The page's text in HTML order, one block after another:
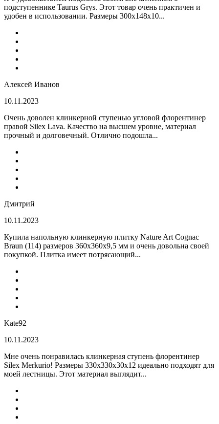
подступеннике Taurus Grys. Этот товар очень практичен и
удобен в использовании. Размеры 300х148х10...
Алексей Иванов
10.11.2023
Очень доволен клинкерной ступенью угловой флорентинер
правой Silex Lava. Качество на высшем уровне, материал
прочный и долговечный. Отлично подошла...
Дмитрий
10.11.2023
Купила напольную клинкерную плитку Nature Art Cognac
Braun (114) размеров 360x360x9,5 мм и очень довольна своей
покупкой. Плитка имеет потрясающий...
Kate92
10.11.2023
Мне очень понравилась клинкерная ступень флорентинер
Silex Merkurio! Размеры 330х330х30х12 идеально подходят для
моей лестницы. Этот материал выглядит...